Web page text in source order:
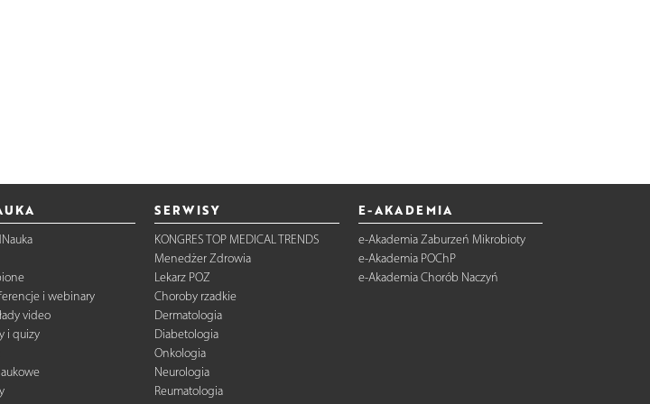
i webinary
video
i quizy
SERWISY
KONGRES TOP MEDICAL TRENDS
Menedżer Zdrowia
Lekarz POZ
Choroby rzadkie
Dermatologia
Diabetologia
Onkologia
Neurologia
Reumatologia
E-AKADEMIA
e-Akademia Zaburzeń Mikrobioty
e-Akademia POChP
e-Akademia Chorób Naczyń